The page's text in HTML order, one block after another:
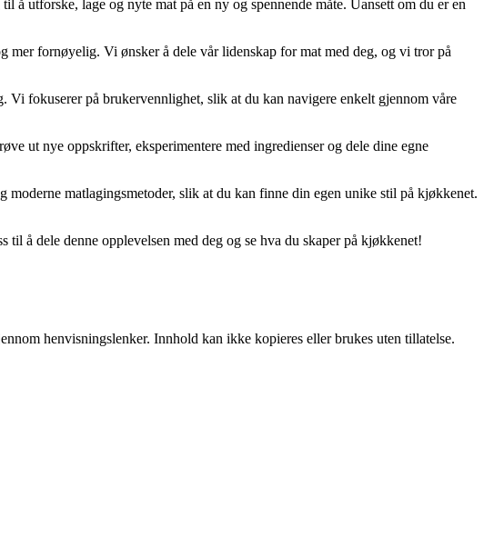
utforske, lage og nyte mat på en ny og spennende måte. Uansett om du er en
mer fornøyelig. Vi ønsker å dele vår lidenskap for mat med deg, og vi tror på
Vi fokuserer på brukervennlighet, slik at du kan navigere enkelt gjennom våre
ut nye oppskrifter, eksperimentere med ingredienser og dele dine egne
matlagingsmetoder, slik at du kan finne din egen unike stil på kjøkkenet.
å dele denne opplevelsen med deg og se hva du skaper på kjøkkenet!
henvisningslenker. Innhold kan ikke kopieres eller brukes uten tillatelse.